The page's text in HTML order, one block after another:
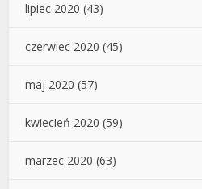
lipiec 2020 (43)
czerwiec 2020 (45)
maj 2020 (57)
kwiecień 2020 (59)
marzec 2020 (63)